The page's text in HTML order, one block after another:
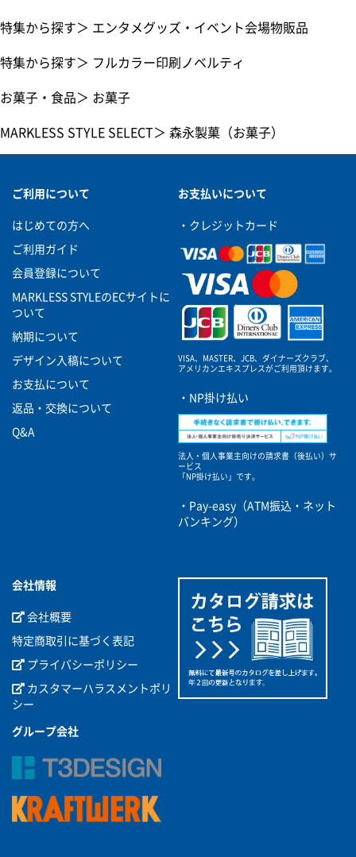
特集から探す＞ エンタメグッズ・イベント会場物販品
特集から探す＞ フルカラー印刷ノベルティ
お菓子・食品＞ お菓子
MARKLESS STYLE SELECT＞ 森永製菓（お菓子）
ご利用について
はじめての方へ
ご利用ガイド
会員登録について
MARKLESS STYLEのECサイトに
ついて
納期について
デザイン入稿について
お支払について
返品・交換について
Q&A
お支払いについて
・クレジットカード
VISA、MASTER、JCB、ダイナーズクラブ、
アメリカンエキスプレスがご利用頂けます。
・NP掛け払い
法人・個人事業主向けの請求書（後払い）サ
ービス
「NP掛け払い」です。
・Pay-easy（ATM振込・ネット
バンキング）
会社情報
会社概要
特定商取引に基づく表記
プライバシーポリシー
カスタマーハラスメントポリ
シー
グループ会社